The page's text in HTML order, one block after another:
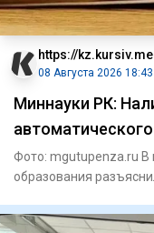
https://
08 Августа 2026 18:43
Миннауки РК:
Фото: mgutupenza.ru В
образования разъяснили